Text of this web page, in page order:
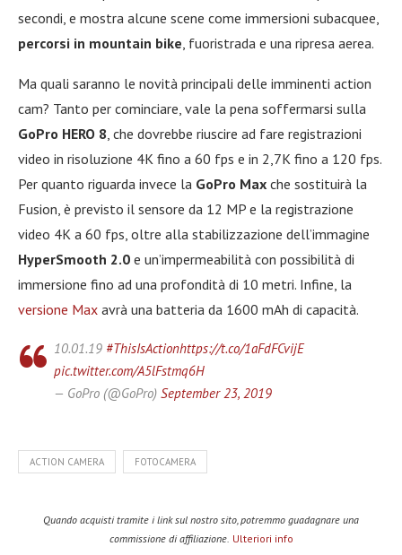
secondi, e mostra alcune scene come immersioni subacquee,
percorsi in mountain bike , fuoristrada e una ripresa aerea.
Ma quali saranno le novità principali delle imminenti action
cam? Tanto per cominciare, vale la pena soffermarsi sulla
GoPro HERO 8 , che dovrebbe riuscire ad fare registrazioni
video in risoluzione 4K fino a 60 fps e in 2,7K fino a 120 fps.
Per quanto riguarda invece la GoPro Max che sostituirà la
Fusion, è previsto il sensore da 12 MP e la registrazione
video 4K a 60 fps, oltre alla stabilizzazione dell’immagine
HyperSmooth 2.0 e un’impermeabilità con possibilità di
immersione fino ad una profondità di 10 metri. Infine, la
versione Max avrà una batteria da 1600 mAh di capacità.
10.01.19 #ThisIsActionhttps://t.co/1aFdFCvijE
pic.twitter.com/A5lFstmq6H
— GoPro (@GoPro) September 23, 2019
ACTION CAMERA FOTOCAMERA
Quando acquisti tramite i link sul nostro sito, potremmo guadagnare una
commissione di affiliazione. Ulteriori info